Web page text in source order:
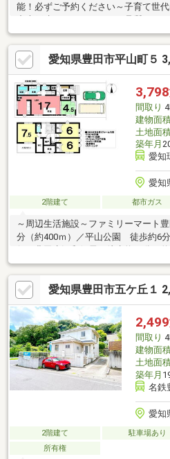
能！必ずご予約ください～子育て世
中古戸建～トヨタホームの品質をそ
そ叶う安心の住まいです！・内外装
OK・新築時の保証継続可能で長期的
のキッチン＆洗面で家事ラクラク・2
ン収納で片付けもスムーズ・20帖超
ながら家事ができる・メーターモジ
ったり快適・既存住宅売買瑕疵保険
（※詳細はお問い合わせください）
愛知県豊田市平山町５
3,798
間取り
建物面
土地面
築年月
愛知
愛知
2階建て 都市ガス
～周辺生活施設～ファミリーマート
分（約400ｍ）／平山公園 徒歩約6
徒歩約11分（約870ｍ）／トヨタ記
ｍ）／フェルナ前山店 徒歩約16分
前山店 徒歩約17分（約1360ｍ）
愛知県豊田市五ケ丘１
2,499
間取り
建物面
土地面
築年月
名鉄
愛知
2階建て 駐車場あり
所有権